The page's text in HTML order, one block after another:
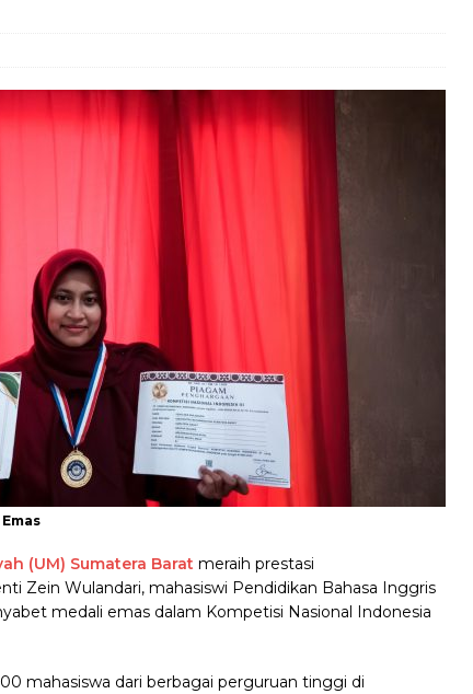
(UM) Sumatera Barat meraih prestasi
Zein Wulandari, mahasiswi Pendidikan Bahasa Inggris
medali emas dalam Kompetisi Nasional Indonesia
mahasiswa dari berbagai perguruan tinggi di